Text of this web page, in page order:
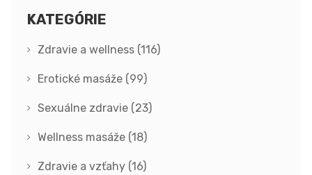
KATEGÓRIE
Zdravie a wellness (116)
Erotické masáže (99)
Sexuálne zdravie (23)
Wellness masáže (18)
Zdravie a vzťahy (16)